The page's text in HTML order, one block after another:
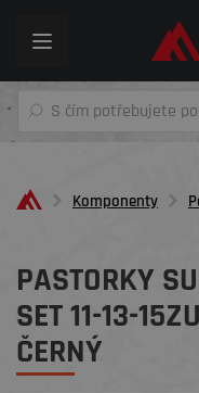
Toggle
Komponenty
PASTORKY
SET 11-13-
ČERNÝ